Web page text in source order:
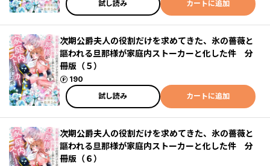
試し読み
カートに追加
次期公爵夫人の役割だけを求めてきた、氷の薔薇と
謳われる旦那様が家庭内ストーカーと化した件 分
冊版（５）
190
ポイント
試し読み
カートに追加
次期公爵夫人の役割だけを求めてきた、氷の薔薇と
謳われる旦那様が家庭内ストーカーと化した件 分
冊版（６）